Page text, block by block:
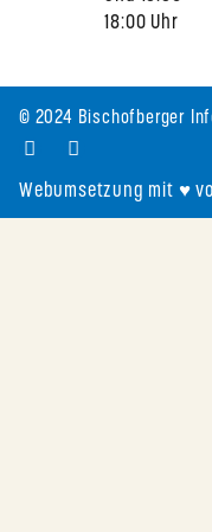
18:00 Uhr
© 2024 Bischofberger
Webumsetzung mit ♥